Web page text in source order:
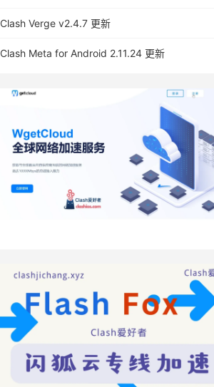
Clash Verge v2.4.7 更新
Clash Meta for Android 2.11.24 更新